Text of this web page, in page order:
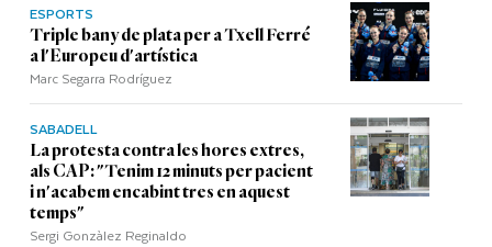
ESPORTS
Triple bany de plata per a Txell Ferré
a l'Europeu d'artística
Marc Segarra Rodríguez
SABADELL
La protesta contra les hores extres,
als CAP: "Tenim 12 minuts per pacient
i n'acabem encabint tres en aquest
temps"
Sergi Gonzàlez Reginaldo